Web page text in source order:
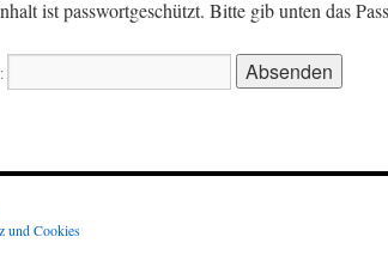
ist passwortgeschützt. Bitte gib unten das
und Cookies